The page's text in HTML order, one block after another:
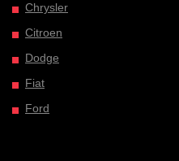
Chrysler
Citroen
Dodge
Fiat
Ford